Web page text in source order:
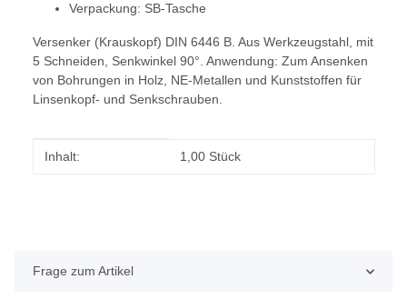
Verpackung: SB-Tasche
Versenker (Krauskopf) DIN 6446 B. Aus Werkzeugstahl, mit
5 Schneiden, Senkwinkel 90°. Anwendung: Zum Ansenken
von Bohrungen in Holz, NE-Metallen und Kunststoffen für
Linsenkopf- und Senkschrauben.
Produkteigenschaft
Wert
Inhalt: 1,00 Stück
Frage zum Artikel